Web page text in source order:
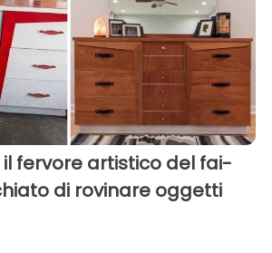
il fervore artistico del fai-
di rovinare oggetti